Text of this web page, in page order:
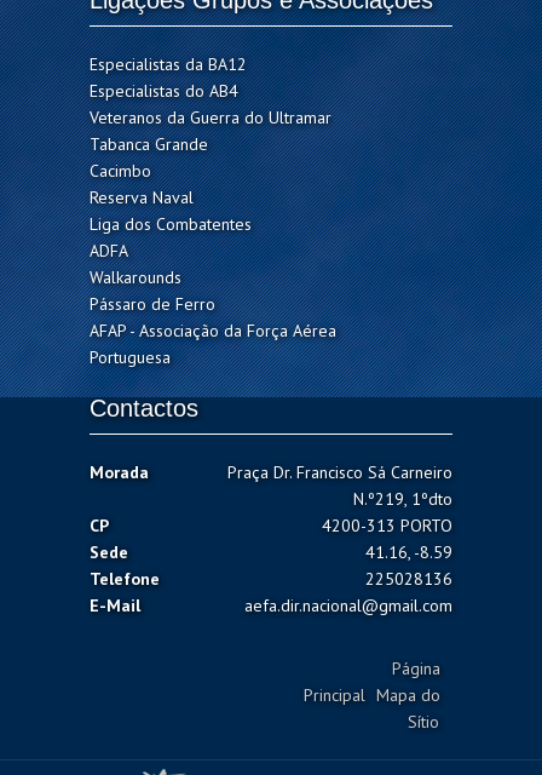
Especialistas da BA12
Especialistas do AB4
Veteranos da Guerra do Ultramar
Tabanca Grande
Cacimbo
Reserva Naval
Liga dos Combatentes
ADFA
Walkarounds
Pássaro de Ferro
AFAP - Associação da Força Aérea
Portuguesa
Contactos
Morada
Praça Dr. Francisco Sá Carneiro
N.º219, 1ºdto
CP
4200-313 PORTO
Sede
41.16, -8.59
Telefone
225028136
E-Mail
aefa.dir.nacional@gmail.com
Página
Principal Mapa do
Sítio